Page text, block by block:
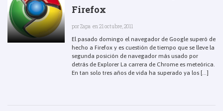
Firefox
porZapa en 21 octubre, 2011
El pasado domingo el navegador de Google superó de
hecho a Firefox y es cuestión de tiempo que se lleve la
segunda posición de navegador más usado por
detrás de Explorer La carrera de Chrome es meteórica.
En tan solo tres años de vida ha superado ya los [...]